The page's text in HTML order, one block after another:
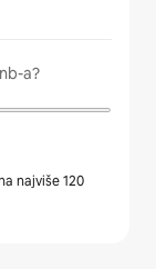
a?
najviše 120